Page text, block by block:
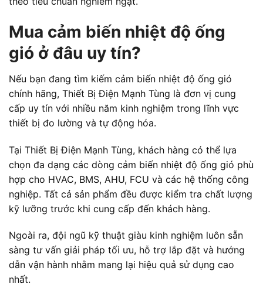
Mua cảm biến nhiệt độ ống
gió ở đâu uy tín?
Nếu bạn đang tìm kiếm cảm biến nhiệt độ ống gió
chính hãng, Thiết Bị Điện Mạnh Tùng là đơn vị cung
cấp uy tín với nhiều năm kinh nghiệm trong lĩnh vực
thiết bị đo lường và tự động hóa.
Tại Thiết Bị Điện Mạnh Tùng, khách hàng có thể lựa
chọn đa dạng các dòng cảm biến nhiệt độ ống gió phù
hợp cho HVAC, BMS, AHU, FCU và các hệ thống công
nghiệp. Tất cả sản phẩm đều được kiểm tra chất lượng
kỹ lưỡng trước khi cung cấp đến khách hàng.
Ngoài ra, đội ngũ kỹ thuật giàu kinh nghiệm luôn sẵn
sàng tư vấn giải pháp tối ưu, hỗ trợ lắp đặt và hướng
dẫn vận hành nhằm mang lại hiệu quả sử dụng cao
nhất.